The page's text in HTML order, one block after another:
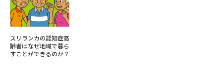
スリランカの認知症高
齢者はなぜ地域で暮ら
すことができるのか？